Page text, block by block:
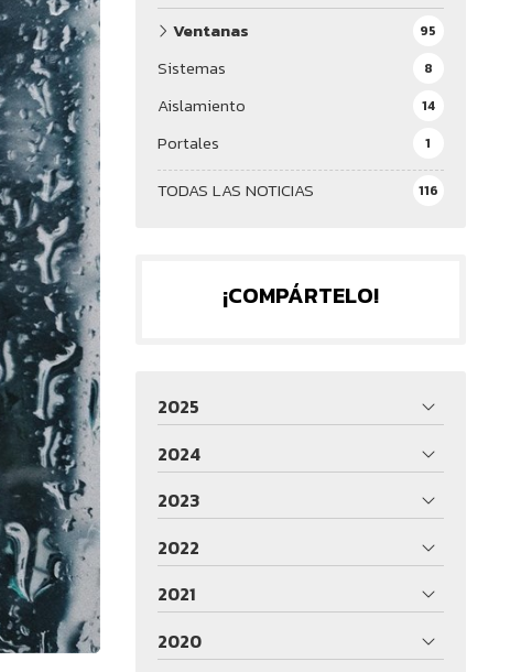
TODAS LAS NOTICIAS 116
Ventanas 95
Sistemas 8
Aislamiento 14
Portales 1
¡COMPÁRTELO!
2025
2024
2023
2022
2021
2020